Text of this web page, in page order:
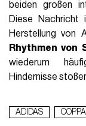
beiden großen
Diese Nachricht
Herstellung von
Rhythmen von
wiederum
Hindernisse
ADIDAS